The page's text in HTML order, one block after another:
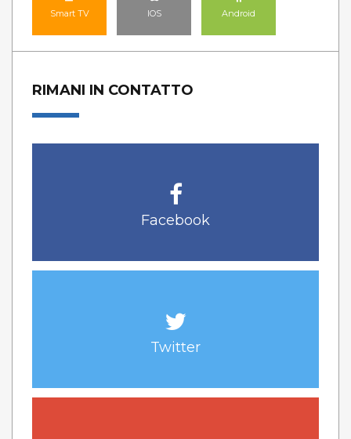
Smart TV IOS Android
RIMANI IN CONTATTO
Facebook
Twitter